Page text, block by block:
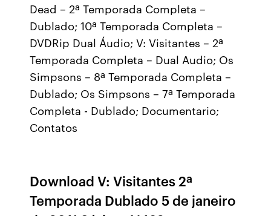
Dead – 2ª Temporada Completa –
Dublado; 10ª Temporada Completa –
DVDRip Dual Áudio; V: Visitantes – 2ª
Temporada Completa – Dual Audio; Os
Simpsons – 8ª Temporada Completa –
Dublado; Os Simpsons – 7ª Temporada
Completa - Dublado; Documentario;
Contatos
Download V: Visitantes 2ª
Temporada Dublado 5 de janeiro